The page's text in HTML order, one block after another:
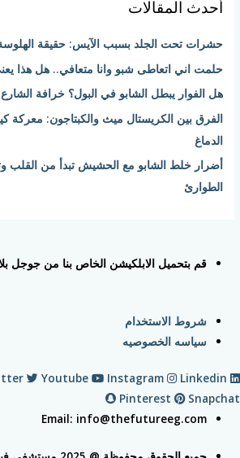
ث
ن
:
أحدث المقالات
حشرات تحت الجلد بسبب الآيس: حقيقة الهلوسة
حلمت اني اتعاطى شبو وانا متعافي.. هل هذا
هل الفوار يبطل الشابو في البول؟ خرافة
الفرق بين الكريستال ميث والكبتاجون: معركة
الدماغ
أضرار خلط الشابو مع الحشيش تبدأ من القلب
الطوارئ
قم بتحميل الابلكيشن الخاص بنا من جوجل
شروط الاستخدام
سياسه الخصوصيه
Youtube Instagram
Linkedin
Pinterest
Snapchat
Email: info@thefutureeg.com